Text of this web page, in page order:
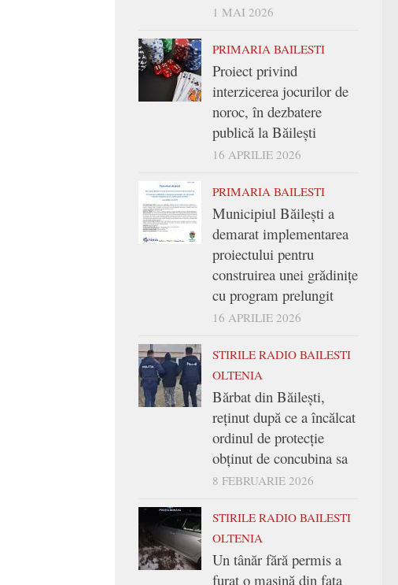
1 MAI 2026
PRIMARIA BAILESTI
Proiect privind
interzicerea jocurilor de
noroc, în dezbatere
publică la Băilești
16 APRILIE 2026
PRIMARIA BAILESTI
Municipiul Băilești a
demarat implementarea
proiectului pentru
construirea unei grădinițe
cu program prelungit
16 APRILIE 2026
STIRILE RADIO BAILESTI
OLTENIA
Bărbat din Băilești,
reținut după ce a încălcat
ordinul de protecție
obținut de concubina sa
8 FEBRUARIE 2026
STIRILE RADIO BAILESTI
OLTENIA
Un tânăr fără permis a
furat o mașină din fața